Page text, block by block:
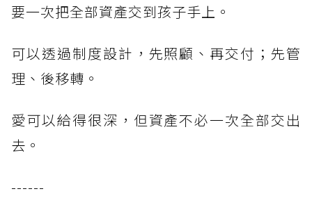
要一次把全部資產交到孩子手上。
可以透過制度設計，先照顧、再交付；先管
理、後移轉。
愛可以給得很深，但資產不必一次全部交出
去。
------